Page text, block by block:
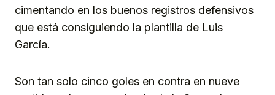
cimentando en los buenos registros defensivos
que está consiguiendo la plantilla de Luis
García.
Son tan solo cinco goles en contra en nueve